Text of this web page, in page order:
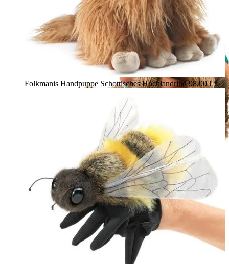
Folkmanis Handpuppe Schottisches Hochlandrind98,90 €*